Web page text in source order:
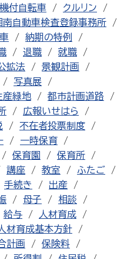
付自転車
クルリン
南自動車検査登録事務所
納期の特例
退職
就職
拡法
景観計画
写真展
産緑地
都市計画道路
広報いせはら
不在者投票制度
一時保育
保育園
保育所
講座 教室
ふたご
手続き
出産
母子
相談
給与
人材育成
人材育成基本方針
計画
保険料